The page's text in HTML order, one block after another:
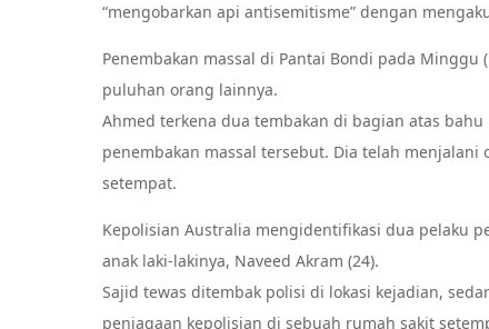
“mengobarkan api antisemitisme” dengan
Penembakan massal di Pantai Bondi pada
puluhan orang lainnya.
Ahmed terkena dua tembakan di bagian atas
penembakan massal tersebut. Dia telah
setempat.
Kepolisian Australia mengidentifikasi dua pelaku
anak laki-lakinya, Naveed Akram (24).
Sajid tewas ditembak polisi di lokasi kejadian,
penjagaan kepolisian di sebuah rumah sakit